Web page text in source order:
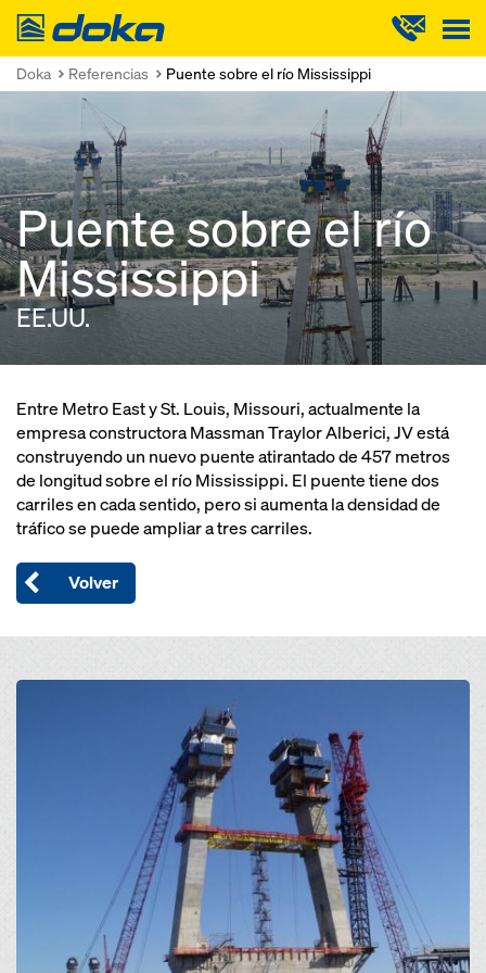
Doka
Doka Referencias Puente sobre el río Mississippi
Puente sobre el río
Mississippi
EE.UU.
Entre Metro East y St. Louis, Missouri, actualmente la
empresa constructora Massman Traylor Alberici, JV está
construyendo un nuevo puente atirantado de 457 metros
de longitud sobre el río Mississippi. El puente tiene dos
carriles en cada sentido, pero si aumenta la densidad de
tráfico se puede ampliar a tres carriles.
Volver
Open